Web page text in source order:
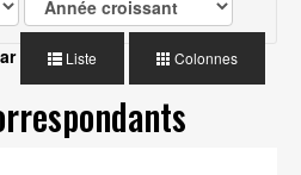
Liste Colonnes